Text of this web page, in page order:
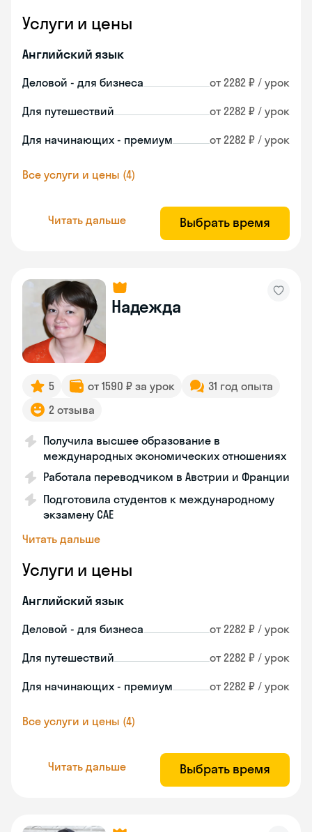
Услуги и цены
Английский язык
Деловой - для бизнеса от 2282 ₽ / урок
Для путешествий от 2282 ₽ / урок
Для начинающих - премиум от 2282 ₽ / урок
Все услуги и цены (4)
Читать дальше Выбрать время
Надежда
5 от 1590 ₽ за урок
31 год опыта
2 отзыва
Получила высшее образование в
международных экономических отношениях
Работала переводчиком в Австрии и Франции
Подготовила студентов к международному
экзамену CAE
Читать дальше
Услуги и цены
Английский язык
Деловой - для бизнеса от 2282 ₽ / урок
Для путешествий от 2282 ₽ / урок
Для начинающих - премиум от 2282 ₽ / урок
Все услуги и цены (4)
Читать дальше Выбрать время